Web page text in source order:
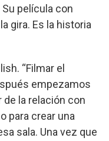
película con
gira. Es la historia
“Filmar el
empezamos
la relación con
para crear una
sala. Una vez que